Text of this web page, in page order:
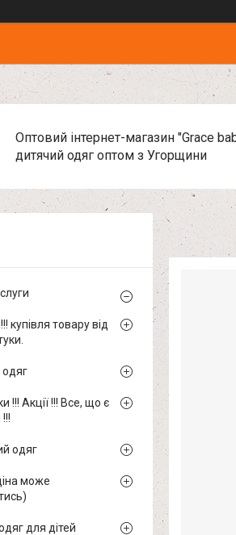
Оптовий інтернет-магазин "Grace
дитячий одяг оптом з Угорщини
купівля товару від
!!! Акції !!! Все, що є
одяг
може
для дітей